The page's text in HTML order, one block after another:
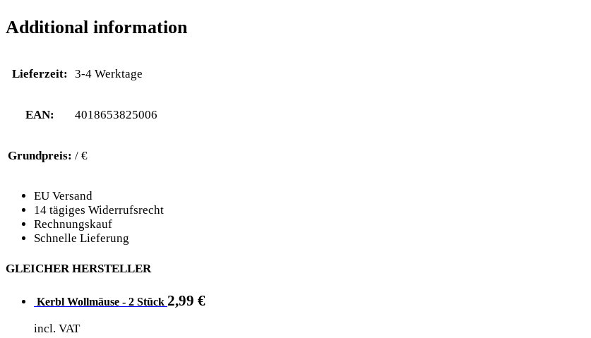
Additional information
Lieferzeit: 3-4 Werktage
EAN: 4018653825006
Grundpreis: / €
EU Versand
14 tägiges Widerrufsrecht
Rechnungskauf
Schnelle Lieferung
GLEICHER HERSTELLER
Kerbl Wollmäuse - 2 Stück 2,99 €
incl. VAT